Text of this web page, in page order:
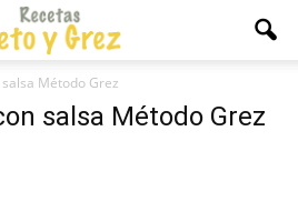
Método Grez
salsa Método Grez